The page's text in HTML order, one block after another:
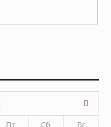
Пт Сб Вс